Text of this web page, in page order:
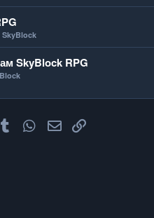
SkyBlock
SkyBlock RPG
Tumblr WhatsAppЭлектронная почта